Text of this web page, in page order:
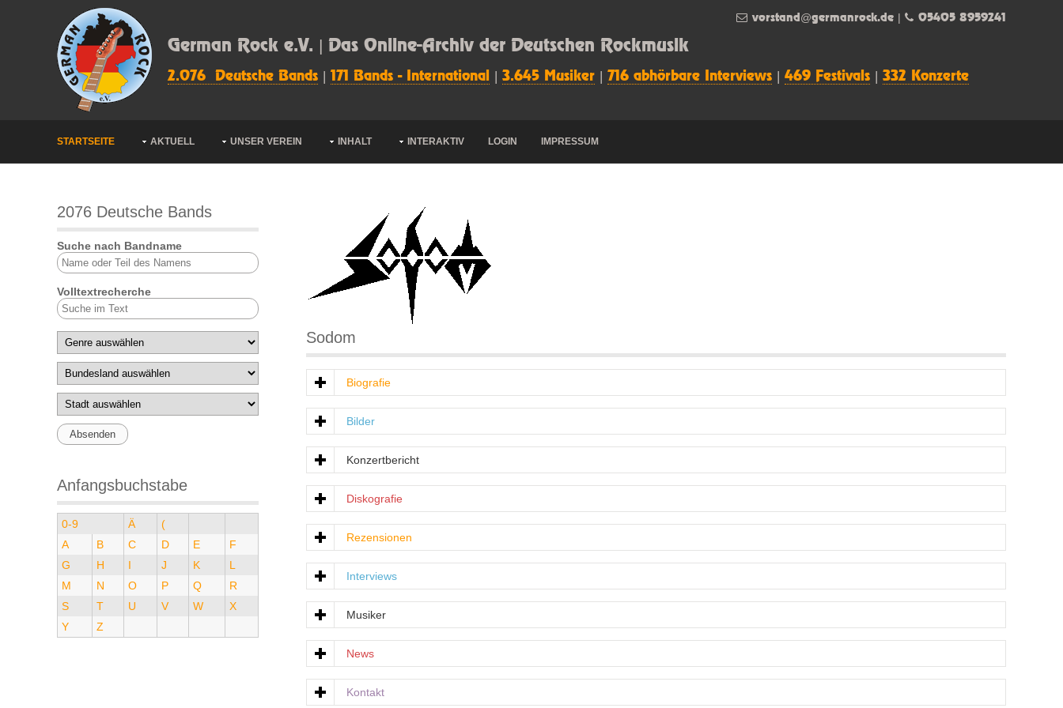
German Rock e.V. | Das Online-Archiv der Deutschen Rockmusik
2.076 Deutsche Bands 171 Bands - International 3.645 Musiker 716 abhörbare Interviews 469 Festivals 332 Konzerte
vorstand@germanrock.de 05405 8959241
STARTSEITE AKTUELL UNSER VEREIN INHALT INTERAKTIV LOGIN IMPRESSUM
2076 Deutsche Bands
Suche nach Bandname
Volltextrecherche
Anfangsbuchstabe
0-9 Ä
(
A
B C D E
F
G
H I J K
L
M
N O P Q
R
S
T U V W
X
Y
Z
Sodom
Biografie
Bilder
Konzertbericht
Diskografie
Rezensionen
Interviews
Musiker
News
Kontakt